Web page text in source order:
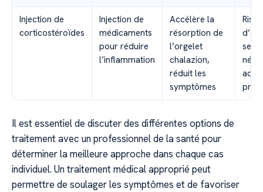
Injection de
corticostéroïdes
Injection de
médicaments
pour réduire
l’inflammation
Accélère la
résorption de
l’orgelet
chalazion,
réduit les
symptômes
Il est essentiel de discuter des différentes options de
traitement avec un professionnel de la santé pour
déterminer la meilleure approche dans chaque cas
individuel. Un traitement médical approprié peut
permettre de soulager les symptômes et de favoriser